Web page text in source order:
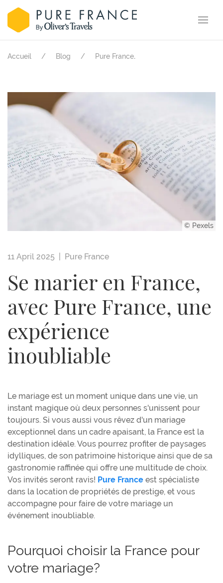
Accueil Blog Pure France.
© Pexels
11 April 2025 | Pure France
Se marier en France,
avec Pure France, une
expérience
inoubliable
Le mariage est un moment unique dans une vie, un
instant magique où deux personnes s'unissent pour
toujours. Si vous aussi vous rêvez d'un mariage
exceptionnel dans un cadre apaisant, la France est la
destination idéale. Vous pourrez profiter de paysages
idylliques, de son patrimoine historique ainsi que de sa
gastronomie raffinée qui offre une multitude de choix.
Vos invités seront ravis! Pure France est spécialiste
dans la location de propriétés de prestige, et vous
accompagne pour faire de votre mariage un
événement inoubliable.
Pourquoi choisir la France pour
votre mariage?